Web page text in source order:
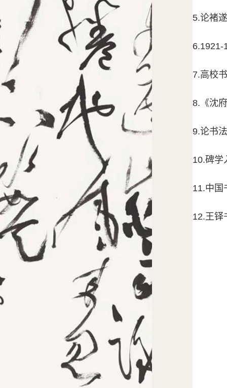
5.论褚
6.1921-
7.高校
8.《沈
9.论书
10.碑学
11.中国
12.王铎